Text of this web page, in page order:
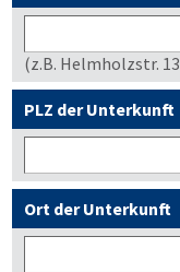
(z.B. Helmholzstr.
PLZ der Unterkunft
Ort der Unterkunft